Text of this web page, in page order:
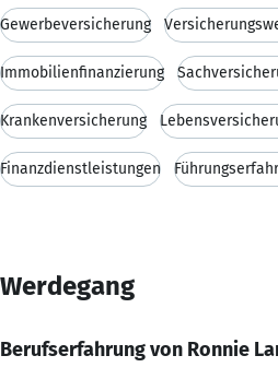
Gewerbeversicherung
Immobilienfinanzierung
Krankenversicherung
Finanzdienstleistungen
Werdegang
Berufserfahrung von Ronnie